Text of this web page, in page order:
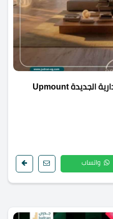
كمبوند اب ماونت العاصمة الإدارية الجديدة Upmount
واتساب